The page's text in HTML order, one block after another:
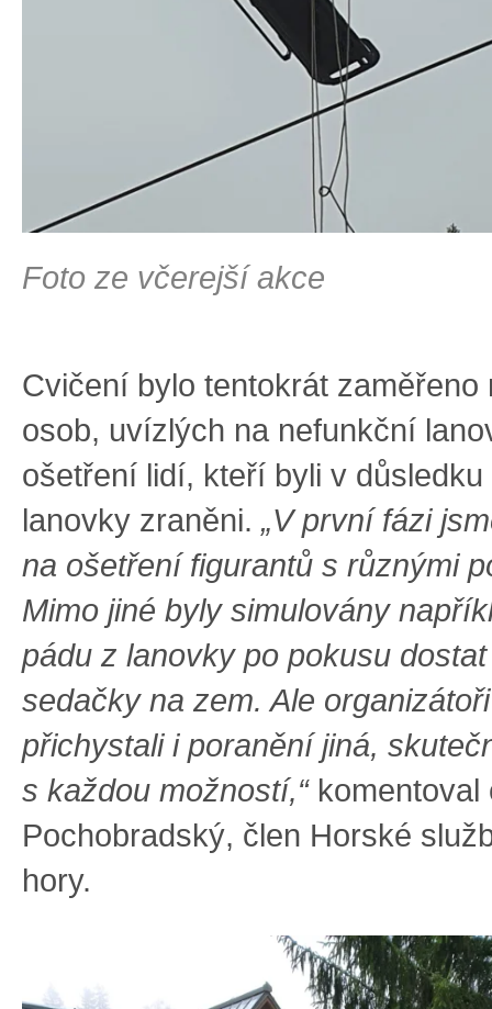
Foto ze včerejší akce
Cvičení bylo tentokrát zaměřeno
osob, uvízlých na nefunkční
ošetření lidí, kteří byli v
lanovky zraněni. „V první fázi
na ošetření figurantů s různými
Mimo jiné byly simulovány
pádu z lanovky po pokusu
sedačky na zem. Ale
přichystali i poranění jiná,
s každou možností,“komentoval
Pochobradský, člen Horské
hory.